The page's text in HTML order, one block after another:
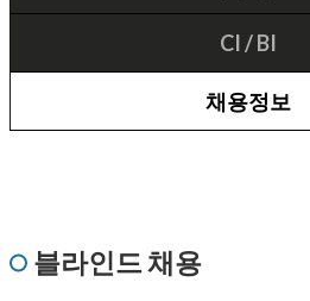
CI / BI
채용정보
블라인드 채용